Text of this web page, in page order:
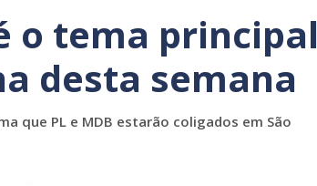
é o tema principal
desta semana
que PL e MDB estarão coligados em São